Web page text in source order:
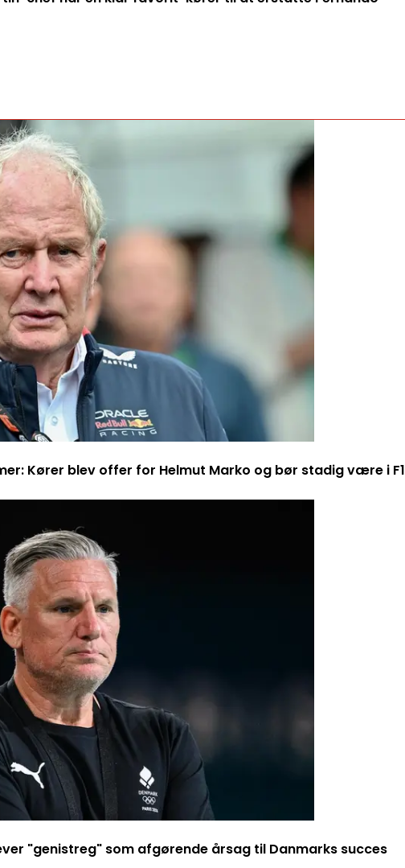
Kører blev offer for Helmut Marko og bør stadig være i F1
"genistreg" som afgørende årsag til Danmarks succes